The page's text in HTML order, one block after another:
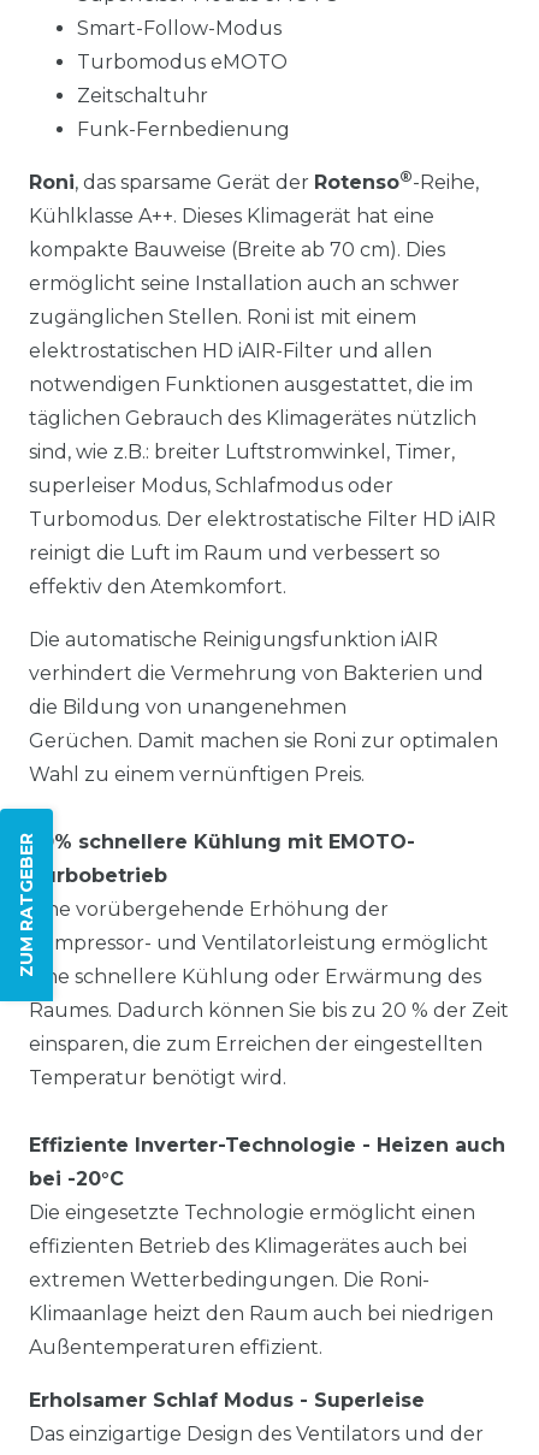
ZUM RATGEBER
Smart-Follow-Modus
Turbomodus eMOTO
Zeitschaltuhr
Funk-Fernbedienung
Roni, das sparsame Gerät der Rotenso®-Reihe,
Kühlklasse A++. Dieses Klimagerät hat eine
kompakte Bauweise (Breite ab 70 cm). Dies
ermöglicht seine Installation auch an schwer
zugänglichen Stellen. Roni ist mit einem
elektrostatischen HD iAIR-Filter und allen
notwendigen Funktionen ausgestattet, die im
täglichen Gebrauch des Klimagerätes nützlich
sind, wie z.B.: breiter Luftstromwinkel, Timer,
superleiser Modus, Schlafmodus oder
Turbomodus. Der elektrostatische Filter HD iAIR
reinigt die Luft im Raum und verbessert so
effektiv den Atemkomfort.
Die automatische Reinigungsfunktion iAIR
verhindert die Vermehrung von Bakterien und
die Bildung von unangenehmen
Gerüchen. Damit machen sie Roni zur optimalen
Wahl zu einem vernünftigen Preis.
20% schnellere Kühlung mit EMOTO-
Turbobetrieb
Eine vorübergehende Erhöhung der
Kompressor- und Ventilatorleistung ermöglicht
eine schnellere Kühlung oder Erwärmung des
Raumes. Dadurch können Sie bis zu 20 % der Zeit
einsparen, die zum Erreichen der eingestellten
Temperatur benötigt wird.
Effiziente Inverter-Technologie - Heizen auch
bei -20°C
Die eingesetzte Technologie ermöglicht einen
effizienten Betrieb des Klimagerätes auch bei
extremen Wetterbedingungen. Die Roni-
Klimaanlage heizt den Raum auch bei niedrigen
Außentemperaturen effizient.
Erholsamer Schlaf Modus - Superleise
Das einzigartige Design des Ventilators und der